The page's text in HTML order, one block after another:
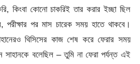
কিংবা কোনো চাকরিই তার করার ইচ্ছা ছিল
পরীক্ষার পর মাস চারেক সময় হাতে থাকবে।
থিসিসের কাজ শেষ করে ফেরার সময়
বলেছিল – তুমি না ফেরা পর্যন্ত এই